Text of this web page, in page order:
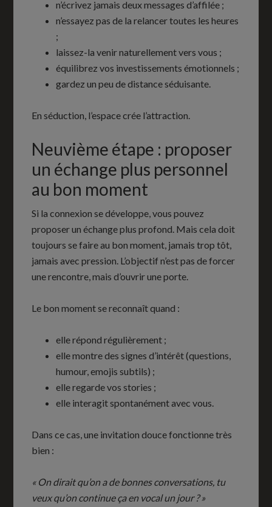
n’écrivez jamais deux messages d’affilée ;
n’essayez pas de la relancer toutes les heures
;
laissez-la venir naturellement vers vous ;
équilibrez vos investissements émotionnels ;
gardez un peu de distance séduisante.
En séduction, l’espace crée l’attraction.
Neuvième étape : proposer
un échange plus personnel
au bon moment
Si la connexion se développe, vous pouvez
proposer un échange plus profond. Mais cela doit
toujours se faire au bon moment, jamais trop tôt,
jamais avec pression. L’objectif n’est pas de forcer
une rencontre, mais d’ouvrir une porte.
Le bon moment se reconnaît quand :
elle répond régulièrement ;
elle montre des signes d’intérêt (questions,
humour, emojis subtils) ;
elle regarde vos stories ;
elle interagit spontanément avec vous.
Dans ce cas, une invitation douce fonctionne très
bien :
« On dirait qu’on a de bonnes conversations, tu
veux qu’on continue ça en vocal un jour ? »